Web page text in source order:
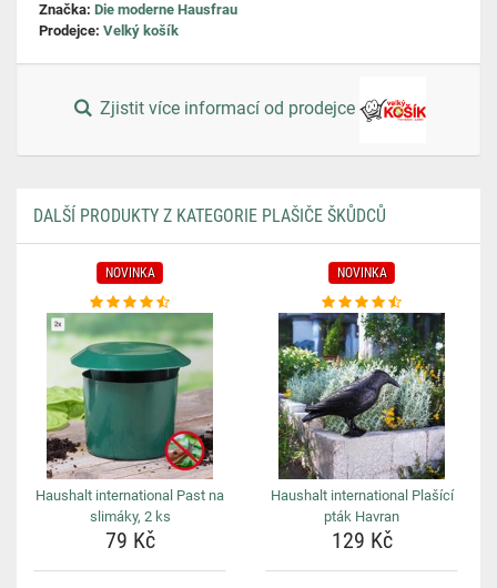
Značka: Die moderne Hausfrau
Prodejce: Velký košík
Zjistit více informací od prodejce
DALŠÍ PRODUKTY Z KATEGORIE PLAŠIČE ŠKŮDCŮ
NOVINKA
Haushalt international Past na
slimáky, 2 ks
79 Kč
NOVINKA
Haushalt international Plašící
pták Havran
129 Kč